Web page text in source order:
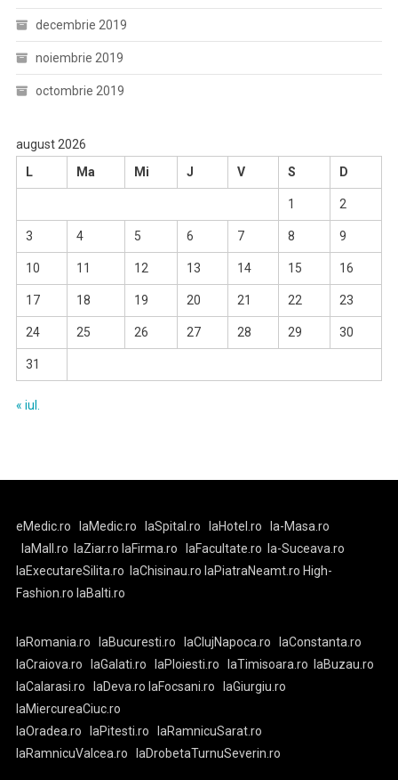
decembrie 2019
noiembrie 2019
octombrie 2019
august 2026
L
Ma Mi J V S D
1 2
3 4 5 6 7 8 9
10 11 12 13 14 15 16
17 18 19 20 21 22 23
24 25 26 27 28 29 30
31
« iul.
eMedic.ro laMedic.ro laSpital.ro laHotel.ro
la-Masa.ro
laMall.ro
laZiar.ro laFirma.ro laFacultate.ro
la-Suceava.ro
laExecutareSilita.ro
laChisinau.ro laPiatraNeamt.ro High-
Fashion.ro laBalti.ro
laRomania.ro laBucuresti.ro laClujNapoca.ro
laConstanta.ro
laCraiova.ro
laGalati.ro laPloiesti.ro laTimisoara.ro
laBuzau.ro
laCalarasi.ro
laDeva.ro laFocsani.ro
laGiurgiu.ro
laMiercureaCiuc.ro
laOradea.ro
laPitesti.ro
laRamnicuSarat.ro
laRamnicuValcea.ro
laDrobetaTurnuSeverin.ro